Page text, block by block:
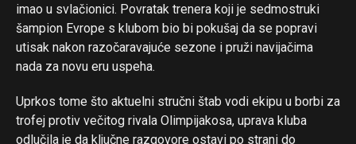
imao u svlačionici. Povratak trenera koji je sedmostruki
šampion Evrope s klubom bio bi pokušaj da se popravi
utisak nakon razočaravajuće sezone i pruži navijačima
nada za novu eru uspeha.
Uprkos tome što aktuelni stručni štab vodi ekipu u borbi za
trofej protiv večitog rivala Olimpijakosa, uprava kluba
odlučila je da ključne razgovore ostavi po strani do